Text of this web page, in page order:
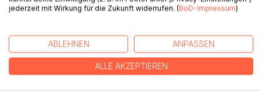
Kurzgeschichten sind wie „Bühnenstücke“.
AUTOR/IN
PRESSESTIMMEN
jederzeit mit Wirkung für die Zukunft widerrufen. (BoD-Impressum)
ABLEHNEN ANPASSEN
ALLE AKZEPTIEREN